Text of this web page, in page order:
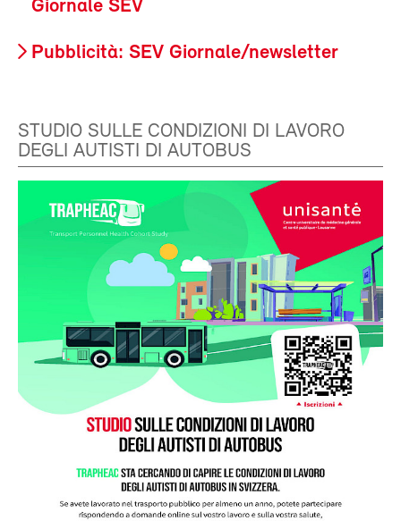
Giornale SEV
Pubblicità: SEV Giornale/newsletter
STUDIO SULLE CONDIZIONI DI LAVORO
DEGLI AUTISTI DI AUTOBUS